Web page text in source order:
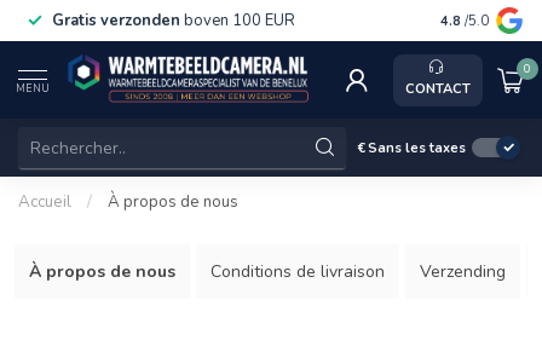
Gratis verzonden boven 100 EUR Service,
4.8 /5.0
MENU CONTACT
0
€Sans les taxes
Accueil / À propos de nous
À propos de nous Conditions de livraison Verzending